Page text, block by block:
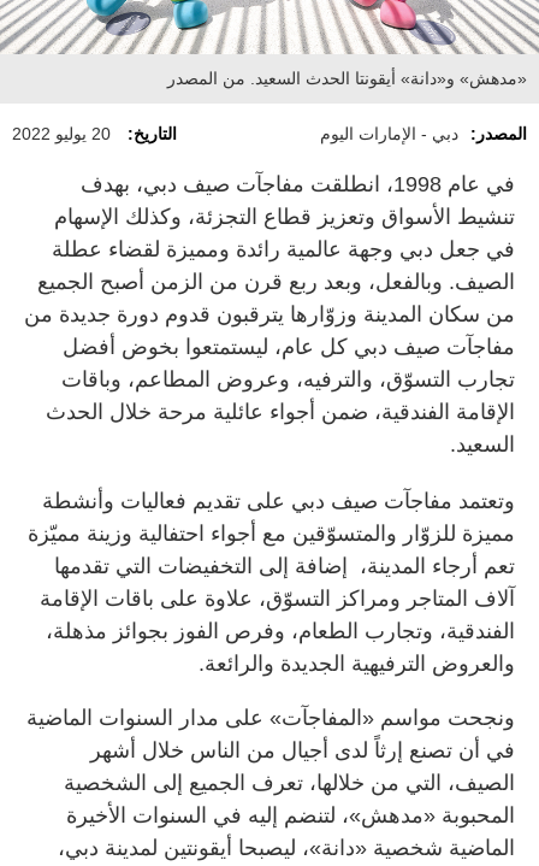
«مدهش» و«دانة» أيقونتا الحدث السعيد. من المصدر
المصدر: دبي - الإمارات اليوم التاريخ: 20 يوليو 2022
في عام 1998، انطلقت مفاجآت صيف دبي، بهدف
تنشيط الأسواق وتعزيز قطاع التجزئة، وكذلك الإسهام
في جعل دبي وجهة عالمية رائدة ومميزة لقضاء عطلة
الصيف. وبالفعل، وبعد ربع قرن من الزمن أصبح الجميع
من سكان المدينة وزوّارها يترقبون قدوم دورة جديدة من
مفاجآت صيف دبي كل عام، ليستمتعوا بخوض أفضل
تجارب التسوّق، والترفيه، وعروض المطاعم، وباقات
الإقامة الفندقية، ضمن أجواء عائلية مرحة خلال الحدث
السعيد.
وتعتمد مفاجآت صيف دبي على تقديم فعاليات وأنشطة
مميزة للزوّار والمتسوّقين مع أجواء احتفالية وزينة مميّزة
تعم أرجاء المدينة، إضافة إلى التخفيضات التي تقدمها
آلاف المتاجر ومراكز التسوّق، علاوة على باقات الإقامة
الفندقية، وتجارب الطعام، وفرص الفوز بجوائز مذهلة،
والعروض الترفيهية الجديدة والرائعة.
ونجحت مواسم «المفاجآت» على مدار السنوات الماضية
في أن تصنع إرثاً لدى أجيال من الناس خلال أشهر
الصيف، التي من خلالها، تعرف الجميع إلى الشخصية
المحبوبة «مدهش»، لتنضم إليه في السنوات الأخيرة
الماضية شخصية «دانة»، ليصبحا أيقونتين لمدينة دبي،